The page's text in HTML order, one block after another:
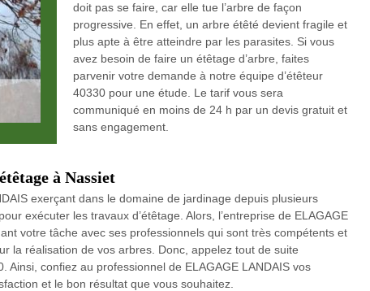
doit pas se faire, car elle tue l’arbre de façon
progressive. En effet, un arbre étêté devient fragile et
plus apte à être atteindre par les parasites. Si vous
avez besoin de faire un étêtage d’arbre, faites
parvenir votre demande à notre équipe d’étêteur
40330 pour une étude. Le tarif vous sera
communiqué en moins de 24 h par un devis gratuit et
sans engagement.
à Nassiet
exerçant dans le domaine de jardinage depuis plusieurs
exécuter les travaux d’étêtage. Alors, l’entreprise de ELAGAGE
votre tâche avec ses professionnels qui sont très compétents et
la réalisation de vos arbres. Donc, appelez tout de suite
Ainsi, confiez au professionnel de ELAGAGE LANDAIS vos
et le bon résultat que vous souhaitez.